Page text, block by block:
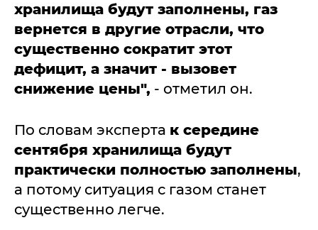
хранилища будут заполнены, газ
вернется в другие отрасли, что
существенно сократит этот
дефицит, а значит - вызовет
снижение цены", - отметил он.
По словам эксперта к середине
сентября хранилища будут
практически полностью заполнены,
а потому ситуация с газом станет
существенно легче.